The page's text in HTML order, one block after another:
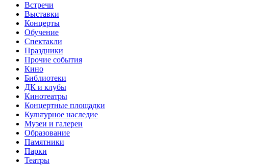
Встречи
Выставки
Концерты
Обучение
Спектакли
Праздники
Прочие события
Кино
Библиотеки
ДК и клубы
Кинотеатры
Концертные площадки
Культурное наследие
Музеи и галереи
Образование
Памятники
Парки
Театры